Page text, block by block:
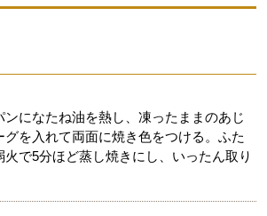
ンになたね油を熱し、凍ったままのあじ
グを入れて両面に焼き色をつける。ふた
火で5分ほど蒸し焼きにし、いったん取り